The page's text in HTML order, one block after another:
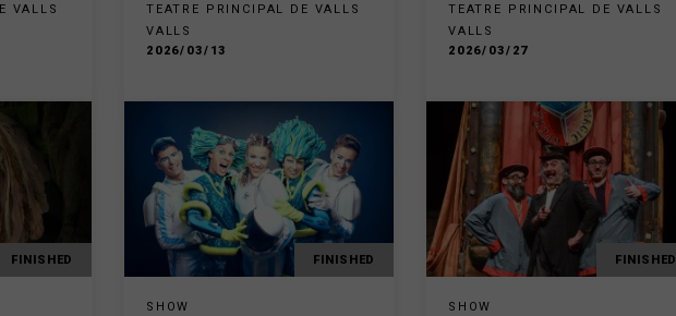
VALLS
TEATRE PRINCIPAL DE VALLS
VALLS
2026/03/13
TEATRE PRINCIPAL DE VALLS
VALLS
2026/03/27
FINISHED FINISHED
SHOW
FINISHED
SHOW